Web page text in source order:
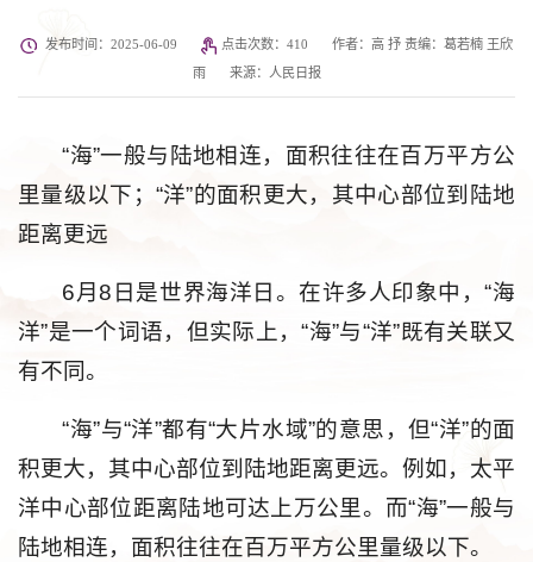
发布时间：2025-06-09 点击次数：410
作者：高 抒 责编：葛若楠 王欣
雨
来源：人民日报
“海”一般与陆地相连，面积往往在百万平方公
里量级以下；“洋”的面积更大，其中心部位到陆地
距离更远
6月8日是世界海洋日。在许多人印象中，“海
洋”是一个词语，但实际上，“海”与“洋”既有关联又
有不同。
“海”与“洋”都有“大片水域”的意思，但“洋”的面
积更大，其中心部位到陆地距离更远。例如，太平
洋中心部位距离陆地可达上万公里。而“海”一般与
陆地相连，面积往往在百万平方公里量级以下。